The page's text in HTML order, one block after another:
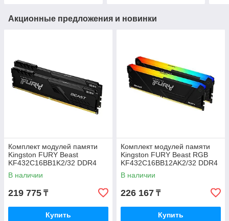
Акционные предложения и новинки
Комплект модулей памяти
Kingston FURY Beast
KF432C16BB1K2/32 DDR4
32GB (Kit 2x16GB) 3200MHz
В наличии
219 775 ₸
Купить
Комплект модулей памяти
Kingston FURY Beast RGB
KF432C16BB12AK2/32 DDR4
32GB
В наличии
226 167 ₸
Купить